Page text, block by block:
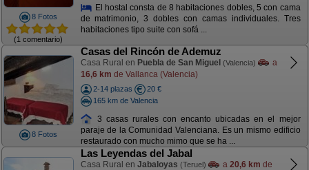
8 Fotos
(1 comentario)
El hostal consta de 8 habitaciones dobles, 5 con cama
de matrimonio, 3 dobles con camas individuales. Tres
habitaciones tipo suite con sofá ...
8 Fotos
Casas del Rincón de Ademuz
Casa Rural en Puebla de San Miguel (Valencia)
a
16,6 km de Vallanca (Valencia)
2-14 plazas
20 €
165 km de Valencia
3 casas rurales con encanto ubicadas en el mejor
paraje de la Comunidad Valenciana. Es un mismo edificio
restaurado con mucho mimo que se ha ...
Las Leyendas del Jabal
Casa Rural en Jabaloyas (Teruel) a 20,6 km de